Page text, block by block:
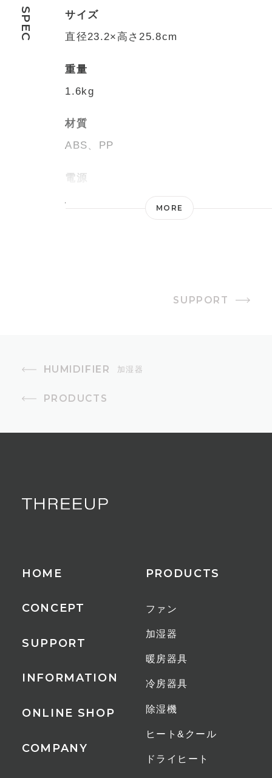
SPEC
サイズ
直径23.2×高さ25.8cm
重量
1.6kg
材質
ABS、PP
電源
AC100V 50/60Hz
350ml/h
オフタイマー
加湿方式
コード長
1.5m
アロマパッド×3
MORE
HUMIDIFIER 加湿器
PRODUCTS
SUPPORT
HOME
CONCEPT
SUPPORT
INFORMATION
PRODUCTS
ファン
加湿器
暖房器具
冷房器具
除湿機
ヒート&クール
ドライヒート
ONLINE SHOP
COMPANY